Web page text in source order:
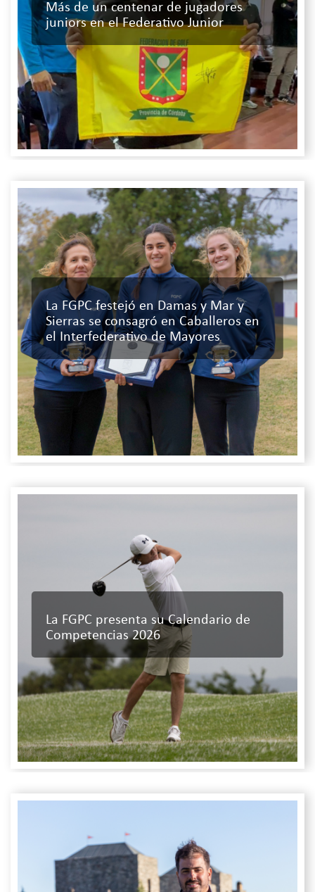
Más de un centenar de jugadores
juniors en el Federativo Junior
La FGPC festejó en Damas y Mar y
Sierras se consagró en Caballeros en
el Interfederativo de Mayores
La FGPC presenta su Calendario de
Competencias 2026